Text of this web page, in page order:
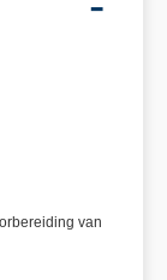
van